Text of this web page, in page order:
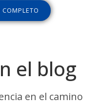
COMPLETO
el blog
en el camino